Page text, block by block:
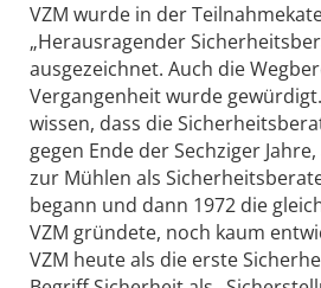
VZM wurde in der
„Herausragender
ausgezeichnet. Auch die
Vergangenheit wurde
wissen, dass die
gegen Ende der Sechziger
zur Mühlen als
begann und dann 1972 die
VZM gründete, noch kaum
VZM heute als die erste